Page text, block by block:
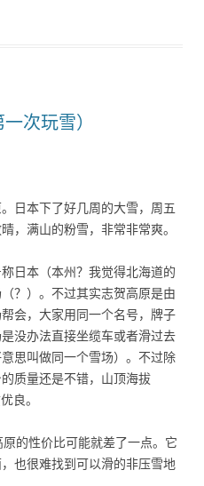
次玩雪）
日本下了好几周的大雪，周五
，满山的粉雪，非常非常爽。
日本（本州？我觉得北海道的
？）。不过其实志贺高原是由
会，大家用同一个名号，牌子
没办法直接坐缆车或者滑过去
思叫做同一个雪场）。不过除
质量还是不错，山顶海拔
良。
的性价比可能就差了一点。它
也很难找到可以滑的非压雪地